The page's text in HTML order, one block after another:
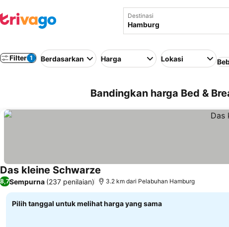
Destinasi
Filter 1 Berdasarkan Harga Lokasi
Bandingkan harga Bed &
Das kleine SchwarzeLihat harga
8,7Sempurna (237 penilaian) 3.2 km dari Pelabuhan Hamburg
Pilih tanggal untuk melihat harga yang sama